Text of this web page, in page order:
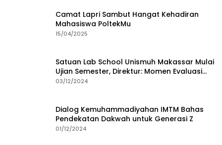
Camat Lapri Sambut Hangat Kehadiran
Mahasiswa PoltekMu
15/04/2025
Satuan Lab School Unismuh Makassar Mulai
Ujian Semester, Direktur: Momen Evaluasi
Proses Pembelajaran
03/12/2024
Dialog Kemuhammadiyahan IMTM Bahas
Pendekatan Dakwah untuk Generasi Z
01/12/2024